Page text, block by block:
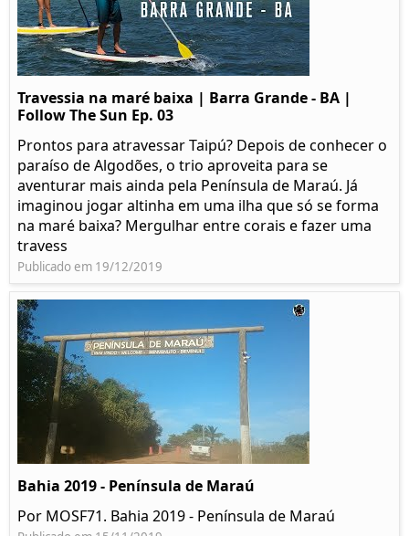
Travessia na maré baixa | Barra Grande - BA |
Follow The Sun Ep. 03
Prontos para atravessar Taipú? Depois de conhecer o
paraíso de Algodões, o trio aproveita para se
aventurar mais ainda pela Península de Maraú. Já
imaginou jogar altinha em uma ilha que só se forma
na maré baixa? Mergulhar entre corais e fazer uma
travess
Publicado em 19/12/2019
Bahia 2019 - Península de Maraú
Por MOSF71. Bahia 2019 - Península de Maraú